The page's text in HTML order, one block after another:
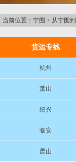
当前位置： 宁围 > 从宁围
货运专线
杭州
萧山
绍兴
临安
昆山